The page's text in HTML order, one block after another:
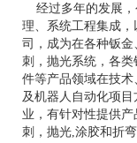
经过多年的发展，
理、系统工程集成
司，成为在各种钣
刺，抛光系统，各
件等产品领域在技
及机器人自动化项
业，有针对性提供
刺，抛光,涂胶和折